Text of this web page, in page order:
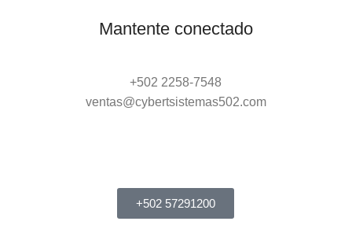
Mantente conectado
+502 2258-7548
ventas@cybertsistemas502.com
+502 57291200